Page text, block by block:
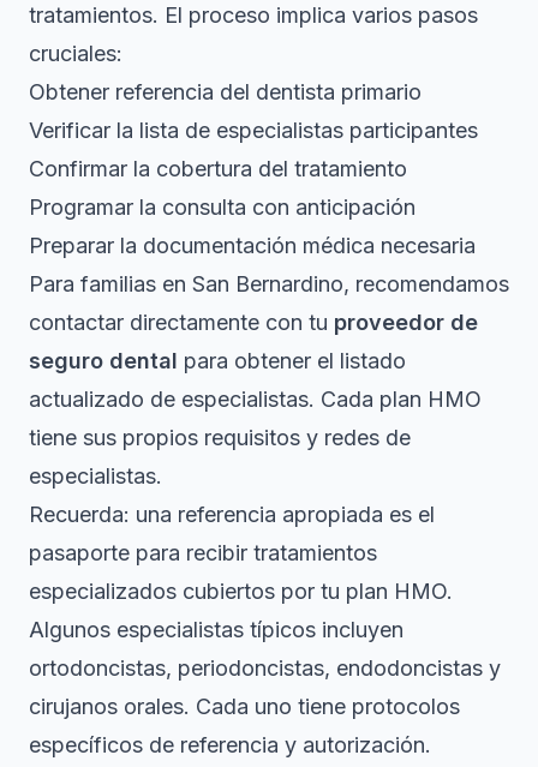
tratamientos. El proceso implica varios pasos
cruciales:
Obtener referencia del dentista primario
Verificar la lista de especialistas participantes
Confirmar la cobertura del tratamiento
Programar la consulta con anticipación
Preparar la documentación médica necesaria
Para familias en San Bernardino, recomendamos
contactar directamente con tu proveedor de
seguro dental para obtener el listado
actualizado de especialistas. Cada plan HMO
tiene sus propios requisitos y redes de
especialistas.
Recuerda: una referencia apropiada es el
pasaporte para recibir tratamientos
especializados cubiertos por tu plan HMO.
Algunos especialistas típicos incluyen
ortodoncistas, periodoncistas, endodoncistas y
cirujanos orales. Cada uno tiene protocolos
específicos de referencia y autorización.